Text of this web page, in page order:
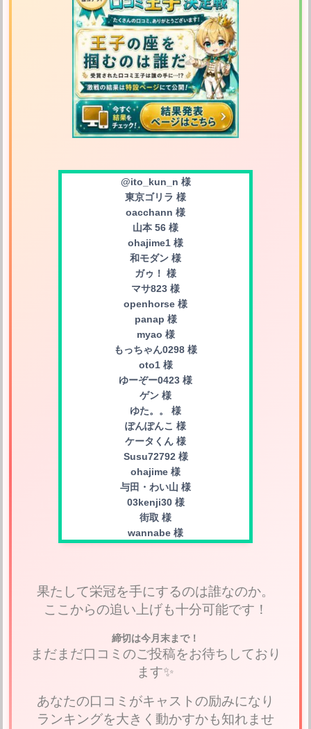
@ito_kun_n 様
東京ゴリラ 様
oacchann 様
山本 56 様
ohajime1 様
和モダン 様
ガゥ！ 様
マサ823 様
openhorse 様
panap 様
myao 様
もっちゃん0298 様
oto1 様
ゆーぞー0423 様
ゲン 様
ゆた。。 様
ぽんぽんこ 様
ケータくん 様
Susu72792 様
ohajime 様
与田・わい山 様
03kenji30 様
街取 様
wannabe 様
果たして栄冠を手にするのは誰なのか。
ここからの追い上げも十分可能です！
締切は今月末まで！
まだまだ口コミのご投稿をお待ちしており
ます✨
あなたの口コミがキャストの励みになり
ランキングを大きく動かすかも知れませ